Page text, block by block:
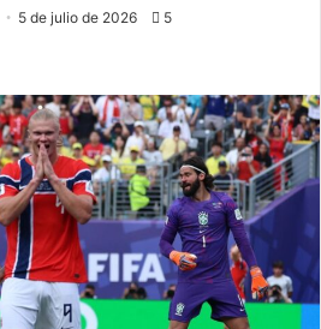
5 de julio de 2026 5